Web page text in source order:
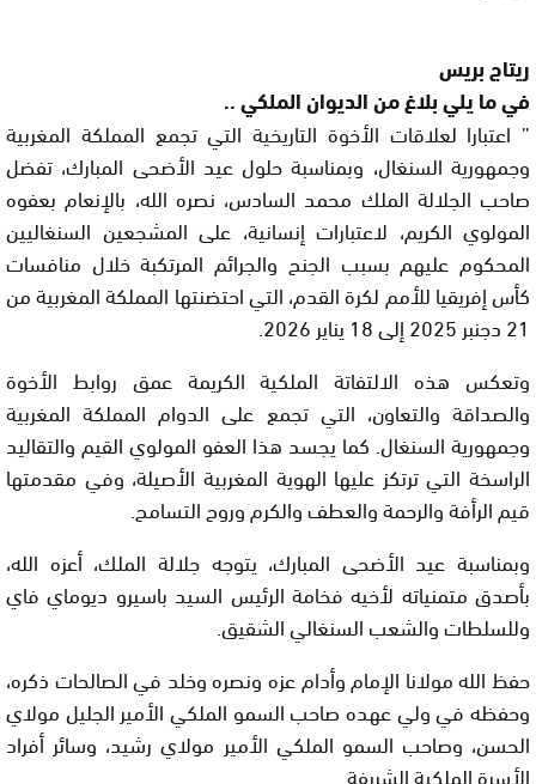
ريتاج بريس
في ما يلي بلاغ من الديوان الملكي ..
” اعتبارا لعلاقات الأخوة التاريخية التي تجمع المملكة المغربية
وجمهورية السنغال، وبمناسبة حلول عيد الأضحى المبارك، تفضل
صاحب الجلالة الملك محمد السادس، نصره الله، بالإنعام بعفوه
المولوي الكريم، لاعتبارات إنسانية، على المشجعين السنغاليين
المحكوم عليهم بسبب الجنح والجرائم المرتكبة خلال منافسات
كأس إفريقيا للأمم لكرة القدم، التي احتضنتها المملكة المغربية من
21 دجنبر 2025 إلى 18 يناير 2026.
وتعكس هذه الالتفاتة الملكية الكريمة عمق روابط الأخوة
والصداقة والتعاون، التي تجمع على الدوام المملكة المغربية
وجمهورية السنغال. كما يجسد هذا العفو المولوي القيم والتقاليد
الراسخة التي ترتكز عليها الهوية المغربية الأصيلة، وفي مقدمتها
قيم الرأفة والرحمة والعطف والكرم وروح التسامح.
وبمناسبة عيد الأضحى المبارك، يتوجه جلالة الملك، أعزه الله،
بأصدق متمنياته لأخيه فخامة الرئيس السيد باسيرو ديوماي فاي
وللسلطات والشعب السنغالي الشقيق.
حفظ الله مولانا الإمام وأدام عزه ونصره وخلد في الصالحات ذكره،
وحفظه في ولي عهده صاحب السمو الملكي الأمير الجليل مولاي
الحسن، وصاحب السمو الملكي الأمير مولاي رشيد، وسائر أفراد
الأسرة الملكية الشريفة